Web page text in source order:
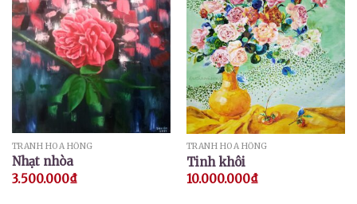
TRANH HOA HỒNG
Nhạt nhòa
3.500.000₫
TRANH HOA HỒNG
Tinh khôi
10.000.000₫